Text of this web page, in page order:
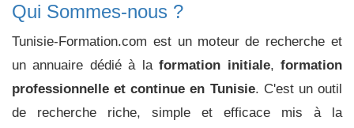
Qui Sommes-nous ?
Tunisie-Formation.com est un moteur de recherche et
un annuaire dédié à laformation initiale,formation
professionnelle et continue en Tunisie. C'est un outil
de recherche riche, simple et efficace mis à la